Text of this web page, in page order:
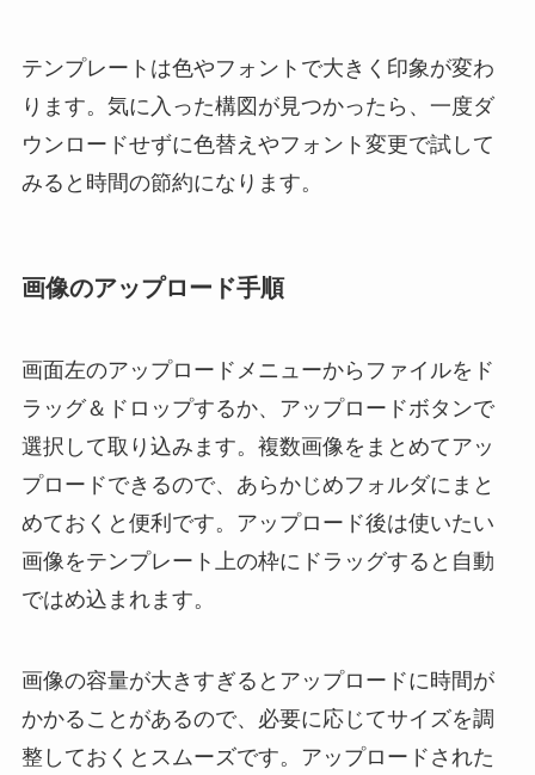
テンプレートは色やフォントで大きく印象が変わ
ります。気に入った構図が見つかったら、一度ダ
ウンロードせずに色替えやフォント変更で試して
みると時間の節約になります。
画像のアップロード手順
画面左のアップロードメニューからファイルをド
ラッグ＆ドロップするか、アップロードボタンで
選択して取り込みます。複数画像をまとめてアッ
プロードできるので、あらかじめフォルダにまと
めておくと便利です。アップロード後は使いたい
画像をテンプレート上の枠にドラッグすると自動
ではめ込まれます。
画像の容量が大きすぎるとアップロードに時間が
かかることがあるので、必要に応じてサイズを調
整しておくとスムーズです。アップロードされた